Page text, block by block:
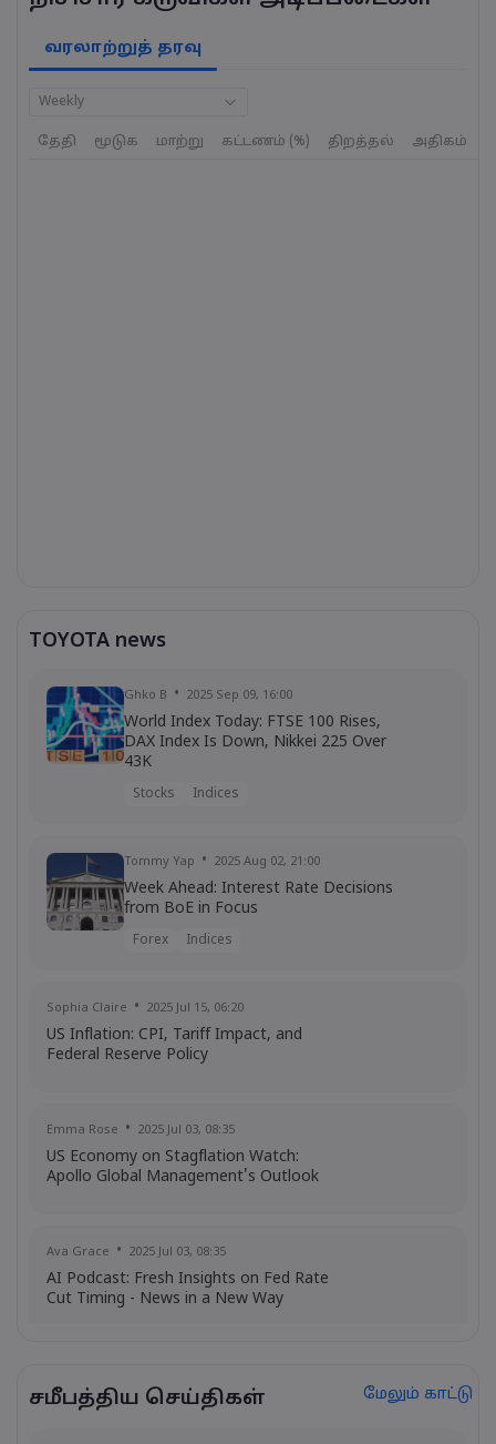
வரலாற்றுத் தரவு
Weekly
தேதி மூடுக மாற்று கட்டணம் (%) திறத்தல் அதிகம்
TOYOTA news
Ghko B 2025 Sep 09, 16:00
World Index Today: FTSE 100 Rises,
DAX Index Is Down, Nikkei 225 Over
43K
Stocks Indices
Tommy Yap 2025 Aug 02, 21:00
Week Ahead: Interest Rate Decisions
from BoE in Focus
Forex Indices
Sophia Claire 2025 Jul 15, 06:20
US Inflation: CPI, Tariff Impact, and
Federal Reserve Policy
Emma Rose 2025 Jul 03, 08:35
US Economy on Stagflation Watch:
Apollo Global Management's Outlook
Ava Grace 2025 Jul 03, 08:35
AI Podcast: Fresh Insights on Fed Rate
Cut Timing - News in a New Way
Most Active Japanese Stocks: SONY,
சமீபத்திய செய்திகள் மேலும் காட்டு